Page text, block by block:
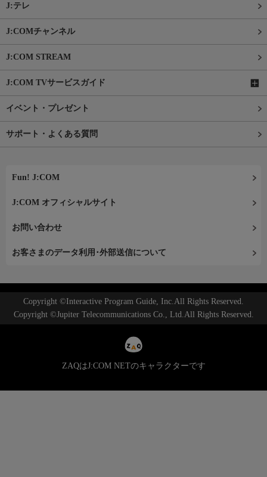
J:テレ
J:COMチャンネル
J:COM STREAM
J:COM TVサービスガイド
イベント・プレゼント
サポート・よくある質問
Fun! J:COM
J:COM オフィシャルサイト
お問い合わせ
お客さまのデータ利用･外部送信について
Copyright ©Interactive Program Guide, Inc.All Rights Reserved.
Copyright ©Jupiter Telecommunications Co., Ltd.All Rights Reserved.
ZAQはJ:COM NETのキャラクターです